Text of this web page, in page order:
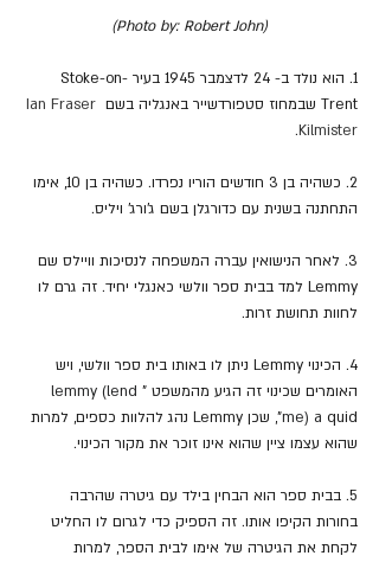
(Photo by: Robert John)
1. הוא נולד ב- 24 לדצמבר 1945 בעיר Stoke-on-
Trent שבמחוז סטפורדשייר באנגליה בשם
Ian Fraser
Kilmister
.
2. כשהיה בן 3 חודשים הוריו נפרדו. כשהיה בן 10, אימו
התחתנה בשנית עם כדורגלן בשם ג'ורג' ויליס.
3. לאחר הנישואין עברה המשפחה לנסיכות וויילס שם
Lemmy למד בבית ספר וולשי כאנגלי יחיד. זה גרם לו
לחוות תחושת זרות.
4. הכינוי Lemmy ניתן לו באותו בית ספר וולשי, ויש
האומרים שכינוי זה הגיע מהמשפט " lemmy (lend
me) a
quid", שכן Lemmy נהג להלוות כספים, למרות
שהוא עצמו ציין שהוא אינו זוכר את מקור הכינוי.
5. בבית ספר הוא הבחין בילד עם גיטרה שהרבה
בחורות הקיפו אותו. זה הספיק כדי לגרום לו החליט
לקחת את הגיטרה של אימו לבית הספר, למרות